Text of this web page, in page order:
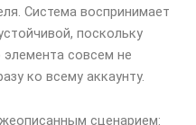
Система воспринимает
поскольку
элемента совсем не
ко всему аккаунту.
сценарием: